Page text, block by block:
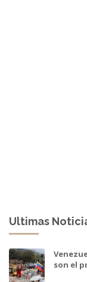
Ultimas
son el